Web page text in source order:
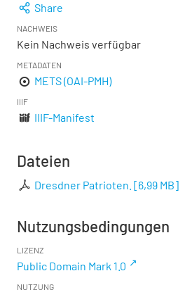
Share
NACHWEIS
Kein Nachweis verfügbar
METADATEN
METS (OAI-PMH)
IIIF
IIIF-Manifest
Dateien
Dresdner Patrioten. [6,99 MB]
Nutzungsbedingungen
LIZENZ
Public Domain Mark 1.0
NUTZUNG